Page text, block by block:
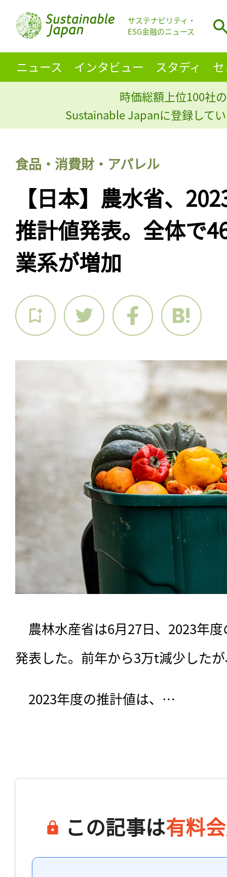
サステナビリティ・
ESG金融のニュース
ニュース インタビュー スタディ
時価総額上位100社
Sustainable Japanに登録して
食品・消費財・アパレル
【日本】農水省、
推計値発表。全体で
業系が増加
農林水産省は6月27日、2023年
発表した。前年から3万t減少した
2023年度の推計値は、…
この記事は有料